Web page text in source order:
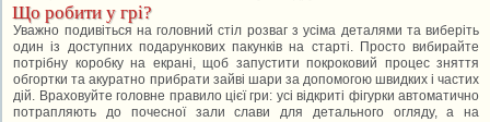
Що робити у грі?
Уважно подивіться на головний стіл розваг з усіма деталями та виберіть
один із доступних подарункових пакунків на старті. Просто вибирайте
потрібну коробку на екрані, щоб запустити покроковий процес зняття
обгортки та акуратно прибрати зайві шари за допомогою швидких і частих
дій. Враховуйте головне правило цієї гри: усі відкриті фігурки автоматично
потрапляють до почесної зали слави для детального огляду, а на